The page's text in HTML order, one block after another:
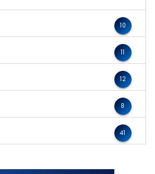
10
11
12
8
41